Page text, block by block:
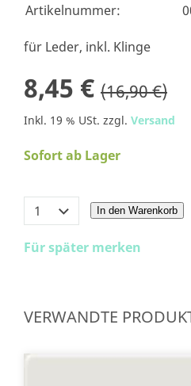
Artikelnummer:
für Leder, inkl. Klinge
8,45 € (16,90 €)
Inkl. 19 % USt. zzgl. Versand
Sofort ab Lager
In den Warenkorb
Für später merken
VERWANDTE